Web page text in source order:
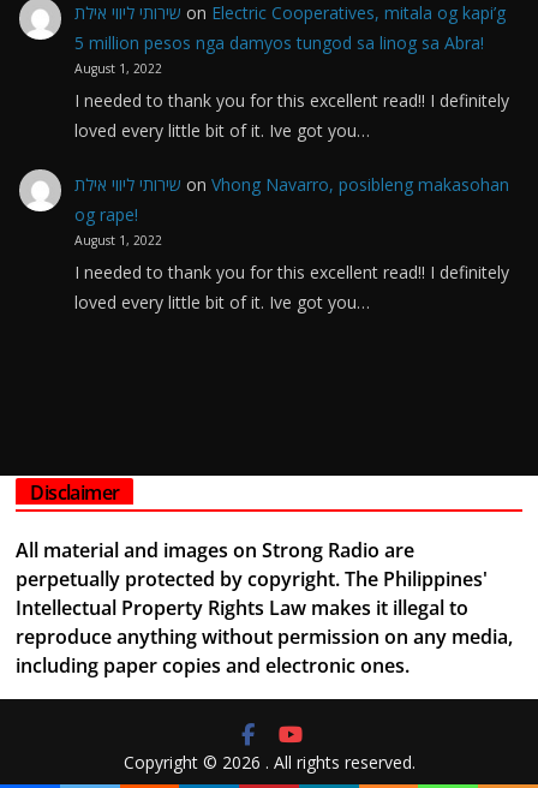
שירותי ליווי אילת on Electric Cooperatives, mitala og kapi’g
5 million pesos nga damyos tungod sa linog sa Abra!
August 1, 2022
I needed to thank you for this excellent read!! I definitely
loved every little bit of it. Ive got you…
שירותי ליווי אילת on Vhong Navarro, posibleng makasohan
og rape!
August 1, 2022
I needed to thank you for this excellent read!! I definitely
loved every little bit of it. Ive got you…
Disclaimer
All material and images on Strong Radio are
perpetually protected by copyright. The Philippines'
Intellectual Property Rights Law makes it illegal to
reproduce anything without permission on any media,
including paper copies and electronic ones.
Copyright © 2026 . All rights reserved.